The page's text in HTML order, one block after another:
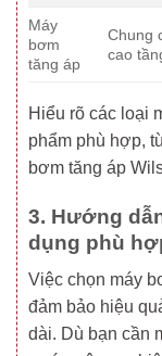
Máy
bơm
tăng áp
Chung
cao
Hiểu rõ các loại
phẩm phù hợp,
bơm tăng áp
3. Hướng
dụng phù
Việc chọn máy
đảm bảo hiệu
dài. Dù bạn cần